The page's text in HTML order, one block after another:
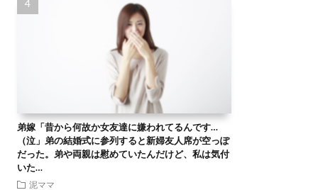
弟嫁「昔から何故か女友達に嫌われてるんです…
（泣」弟の結婚式に参列すると新婦友人席が空っぽ
だった。弟や両親は慰めていたんだけど、私は気付
いた…
泥ママ